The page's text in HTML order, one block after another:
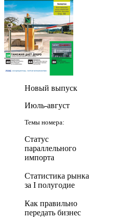
Новый выпуск
Июль-август
Темы номера:
Статус
параллельного
импорта
Статистика рынка
за I полугодие
Как правильно
передать бизнес